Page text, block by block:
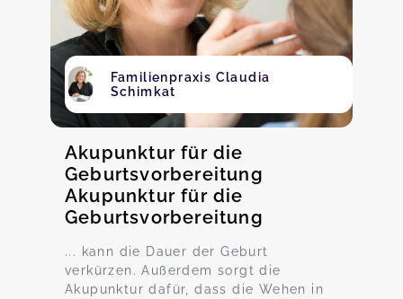
Familienpraxis Claudia
Schimkat
Akupunktur für die
Geburtsvorbereitung
Akupunktur für die
Geburtsvorbereitung
... kann die Dauer der Geburt
verkürzen. Außerdem sorgt die
Akupunktur dafür, dass die Wehen in